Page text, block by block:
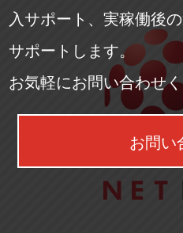
入サポート、実稼働後
サポートします。
お気軽にお問い合わせ
お問い